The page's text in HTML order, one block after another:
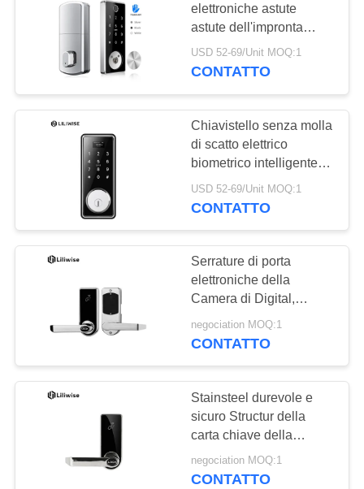
CONTATTICI
SITO
NORME
SULLA
elettroniche astute
astute dell'impronta
digitale di Digital
Bluetooth Access della
USD 52-69/Unit MOQ:1
CONTATTO
Chiavistello senza molla
di scatto elettrico
biometrico intelligente di
Digital WiFi della
tastiera della serratura di
USD 52-69/Unit MOQ:1
CONTATTO
Serrature di porta
elettroniche della
Camera di Digital,
serratura di porta
residenziale di parola
negociation MOQ:1
CONTATTO
Stainsteel durevole e
sicuro Structur della
carta chiave della
tastiera della serratura di
porta Keyless
negociation MOQ:1
CONTATTO